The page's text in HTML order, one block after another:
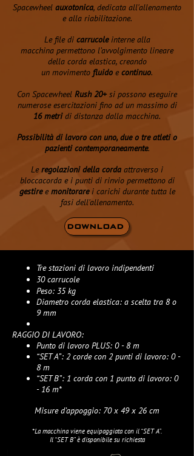
Spacewheel auxotonica, dedicata all'allenamento
e alla riabilitazione.
Le file di carrucoleinterne alla
macchina permettono l’avvolgimento lineare
della corda elastica, creando
un movimento fluido econtinuo.
Con Spacewheel Rush 20+si possono eseguire
numerose esercitazioni fino ad un massimo di
16 metridi distanza dalla macchina.
Possibilità di lavoro con uno, due o tre atleti o
pazienti contemporaneamente.
Leregolazioni della corda attraverso i
bloccacorda e i punti di rinvio permettono di
gestireemonitorarei carichi durante tutta le
fasi dell'allenamento.
DOWNLOAD
Tre stazioni di lavoro indipendenti
30 carrucole
Peso: 35 kg
Diametro corda elastica: a scelta tra 8 o
9 mm
RAGGIO DI LAVORO:
Punto di lavoro PLUS: 0 - 8 m
“SET A”: 2 corde con 2 punti di lavoro: 0 -
8 m
“SET B”: 1 corda con 1 punto di lavoro: 0
- 16 m*
Misure d’appoggio: 70 x 49 x 26 cm
*La macchina viene equipaggiata con il “SET A”.
Il “SET B” è disponibile su richiesta